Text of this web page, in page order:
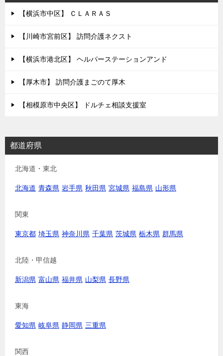
ョ
【横浜市中区】 ＣＬＡＲＡＳ
【川崎市宮前区】 訪問介護ネクスト
【横浜市港北区】 ヘルパーステーションアンド
【厚木市】 訪問介護まごのて厚木
【相模原市中央区】 ドルチェ相談支援室
都道府県
北海道・東北
北海道 青森県 岩手県 秋田県 宮城県 福島県 山形県
関東
東京都 埼玉県 神奈川県 千葉県 茨城県 栃木県 群馬県
北陸・甲信越
新潟県 富山県 福井県 山梨県 長野県
東海
愛知県 岐阜県 静岡県 三重県
関西